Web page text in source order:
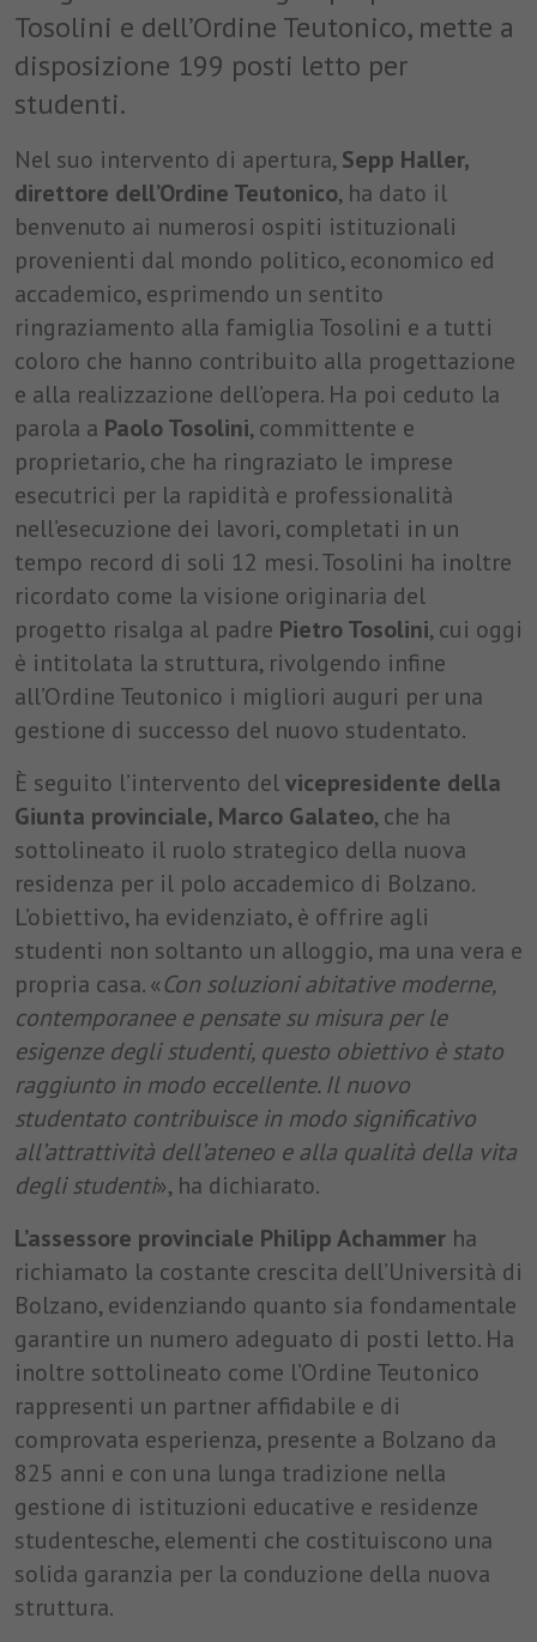
Tosolini e dell’Ordine Teutonico, mette a
disposizione 199 posti letto per
studenti.
Nel suo intervento di apertura,Sepp Haller,
direttore dell’Ordine Teutonico, ha dato il
benvenuto ai numerosi ospiti istituzionali
provenienti dal mondo politico, economico ed
accademico, esprimendo un sentito
ringraziamento alla famiglia Tosolini e a tutti
coloro che hanno contribuito alla progettazione
e alla realizzazione dell’opera. Ha poi ceduto la
parola a Paolo Tosolini, committente e
proprietario, che ha ringraziato le imprese
esecutrici per la rapidità e professionalità
nell’esecuzione dei lavori, completati in un
tempo record di soli 12 mesi. Tosolini ha inoltre
ricordato come la visione originaria del
progetto risalga al padre Pietro Tosolini, cui oggi
è intitolata la struttura, rivolgendo infine
all’Ordine Teutonico i migliori auguri per una
gestione di successo del nuovo studentato.
È seguito l’intervento delvicepresidente della
Giunta provinciale, Marco Galateo, che ha
sottolineato il ruolo strategico della nuova
residenza per il polo accademico di Bolzano.
L’obiettivo, ha evidenziato, è offrire agli
studenti non soltanto un alloggio, ma una vera e
propria casa. «Con soluzioni abitative moderne,
contemporanee e pensate su misura per le
esigenze degli studenti, questo obiettivo è stato
raggiunto in modo eccellente. Il nuovo
studentato contribuisce in modo significativo
all’attrattività dell’ateneo e alla qualità della vita
degli studenti», ha dichiarato.
L’assessore provinciale Philipp Achammer ha
richiamato la costante crescita dell’Università di
Bolzano, evidenziando quanto sia fondamentale
garantire un numero adeguato di posti letto. Ha
inoltre sottolineato come l’Ordine Teutonico
rappresenti un partner affidabile e di
comprovata esperienza, presente a Bolzano da
825 anni e con una lunga tradizione nella
gestione di istituzioni educative e residenze
studentesche, elementi che costituiscono una
solida garanzia per la conduzione della nuova
struttura.
Provider ST. Josef
Durata 1 anno
impostazioni dei cookie per questo sito web.
disposizione.